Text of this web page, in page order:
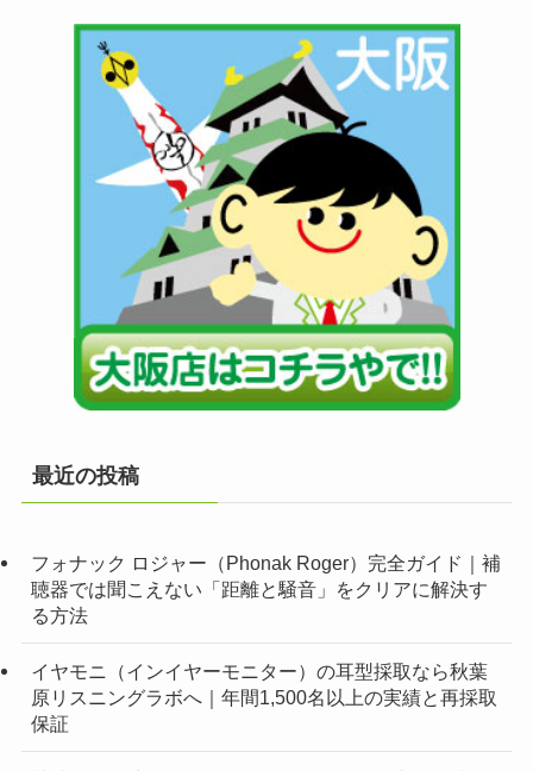
最近の投稿
フォナック ロジャー（Phonak Roger）完全ガイド｜補
聴器では聞こえない「距離と騒音」をクリアに解決す
る方法
イヤモニ（インイヤーモニター）の耳型採取なら秋葉
原リスニングラボへ｜年間1,500名以上の実績と再採取
保証